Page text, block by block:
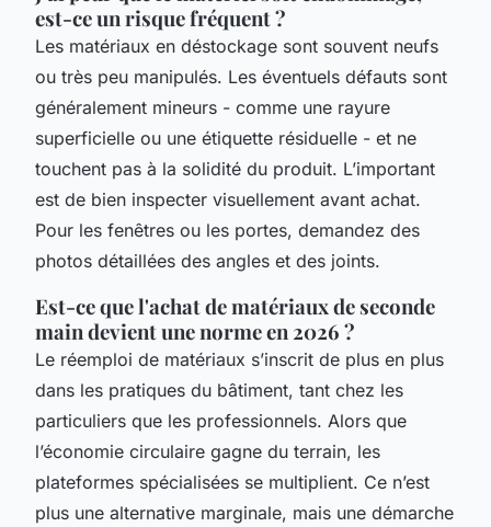
est-ce un risque fréquent ?
Les matériaux en déstockage sont souvent neufs
ou très peu manipulés. Les éventuels défauts sont
généralement mineurs - comme une rayure
superficielle ou une étiquette résiduelle - et ne
touchent pas à la solidité du produit. L’important
est de bien inspecter visuellement avant achat.
Pour les fenêtres ou les portes, demandez des
photos détaillées des angles et des joints.
Est-ce que l'achat de matériaux de seconde
main devient une norme en 2026 ?
Le réemploi de matériaux s’inscrit de plus en plus
dans les pratiques du bâtiment, tant chez les
particuliers que les professionnels. Alors que
l’économie circulaire gagne du terrain, les
plateformes spécialisées se multiplient. Ce n’est
plus une alternative marginale, mais une démarche